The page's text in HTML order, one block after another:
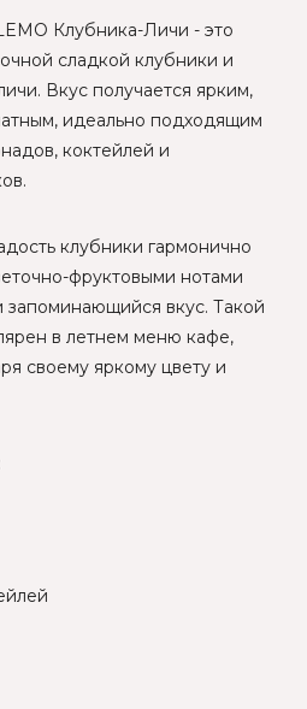
Клубника-Личи - это
сладкой клубники и
Вкус получается ярким,
идеально подходящим
коктейлей и
клубники гармонично
фруктовыми нотами
запоминающийся вкус. Такой
в летнем меню кафе,
своему яркому цвету и